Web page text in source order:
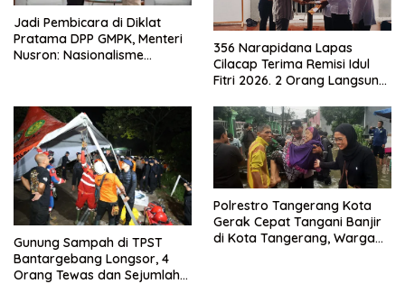
Jadi Pembicara di Diklat
Pratama DPP GMPK, Menteri
Nusron: Nasionalisme
356 Narapidana Lapas
Cilacap Terima Remisi Idul
Fitri 2026. 2 Orang Langsung
Gunung Sampah di TPST
Bantargebang Longsor, 4
Orang Tewas dan Sejumlah
Polrestro Tangerang Kota
Gerak Cepat Tangani Banjir
di Kota Tangerang, Warga